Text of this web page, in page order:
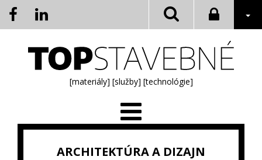
[materiály] [služby] [technológie]
ARCHITEKTÚRA A DIZAJN